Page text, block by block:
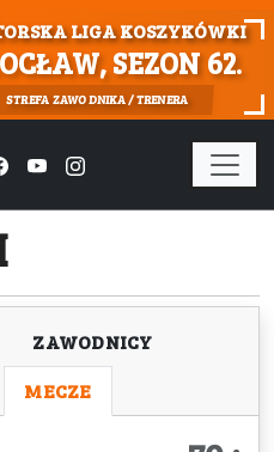
LIGA KOSZYKÓWKI
SEZON 62.
STREFA ZAWODNIKA / TRENERA
ZAWODNICY
MECZE